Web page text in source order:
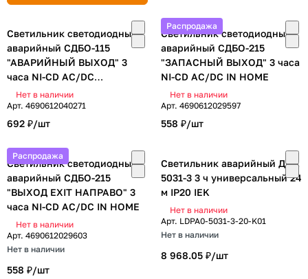
Светильник светодиодный
аварийный СДБО-115
"АВАРИЙНЫЙ ВЫХОД" 3
часа NI-CD AC/DC
односторонний IN HOME
Нет в наличии
Арт. 4690612040271
692 ₽/шт
Распродажа
Светильник светодиодный
аварийный СДБО-215
"ЗАПАСНЫЙ ВЫХОД" 3 часа
NI-CD AC/DC IN HOME
Нет в наличии
Арт. 4690612029597
558 ₽/шт
Распродажа
Светильник светодиодный
аварийный СДБО-215
"ВЫХОД EXIT НАПРАВО" 3
часа NI-CD AC/DC IN HOME
Нет в наличии
Арт. 4690612029603
Нет в наличии
558 ₽/шт
Светильник аварийный ДПА
5031-3 3 ч универсальный 24
м IP20 IEK
Нет в наличии
Арт. LDPA0-5031-3-20-K01
Нет в наличии
8 968.05 ₽/шт